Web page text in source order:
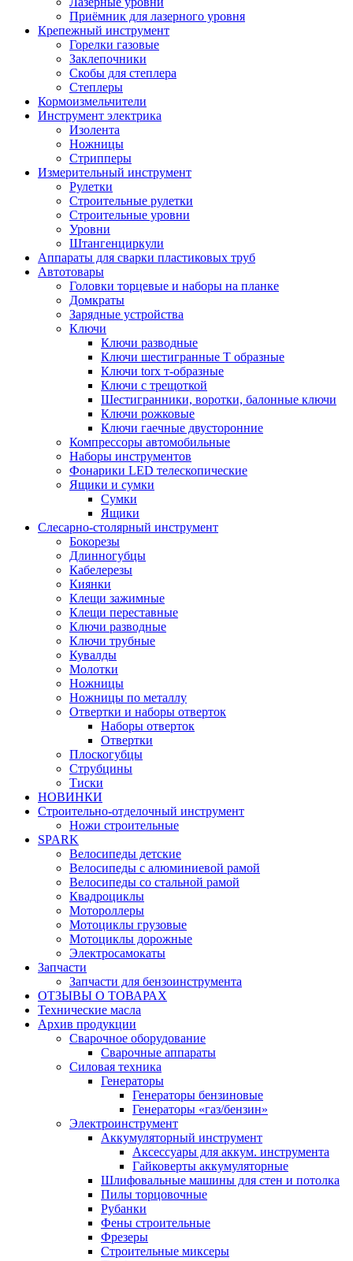
Приёмник для лазерного уровня
Крепежный инструмент
Горелки газовые
Заклепочники
Скобы для степлера
Степлеры
Кормоизмельчители
Инструмент электрика
Изолента
Ножницы
Стрипперы
Измерительный инструмент
Рулетки
Строительные рулетки
Строительные уровни
Уровни
Штангенциркули
Аппараты для сварки пластиковых труб
Автотовары
Головки торцевые и наборы на планке
Домкраты
Зарядные устройства
Ключи
Ключи разводные
Ключи шестигранные Т образные
Ключи torx т-образные
Ключи с трещоткой
Шестигранники, воротки, балонные ключи
Ключи рожковые
Ключи гаечные двусторонние
Компрессоры автомобильные
Наборы инструментов
Фонарики LED телескопические
Ящики и сумки
Сумки
Ящики
Cлесарно-столярный инструмент
Бокорезы
Длинногубцы
Кабелерезы
Киянки
Клещи зажимные
Клещи переставные
Ключи разводные
Ключи трубные
Кувалды
Молотки
Ножницы
Ножницы по металлу
Отвертки и наборы отверток
Наборы отверток
Отвертки
Плоскогубцы
Струбцины
Тиски
НОВИНКИ
Строительно-отделочный инструмент
Ножи строительные
SPARK
Велосипеды детские
Велосипеды с алюминиевой рамой
Велосипеды со стальной рамой
Квадроциклы
Мотороллеры
Мотоциклы грузовые
Мотоциклы дорожные
Электросамокаты
Запчасти
Запчасти для бензоинструмента
ОТЗЫВЫ О ТОВАРАХ
Технические масла
Архив продукции
Сварочное оборудование
Сварочные аппараты
Силовая техника
Генераторы
Генераторы бензиновые
Генераторы «газ/бензин»
Электроинструмент
Аккумуляторный инструмент
Аксессуары для аккум. инструмента
Гайковерты аккумуляторные
Шлифовальные машины для стен и потолка
Пилы торцовочные
Рубанки
Фены строительные
Фрезеры
Строительные миксеры